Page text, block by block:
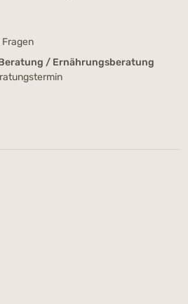
/ Ernährungsberatung